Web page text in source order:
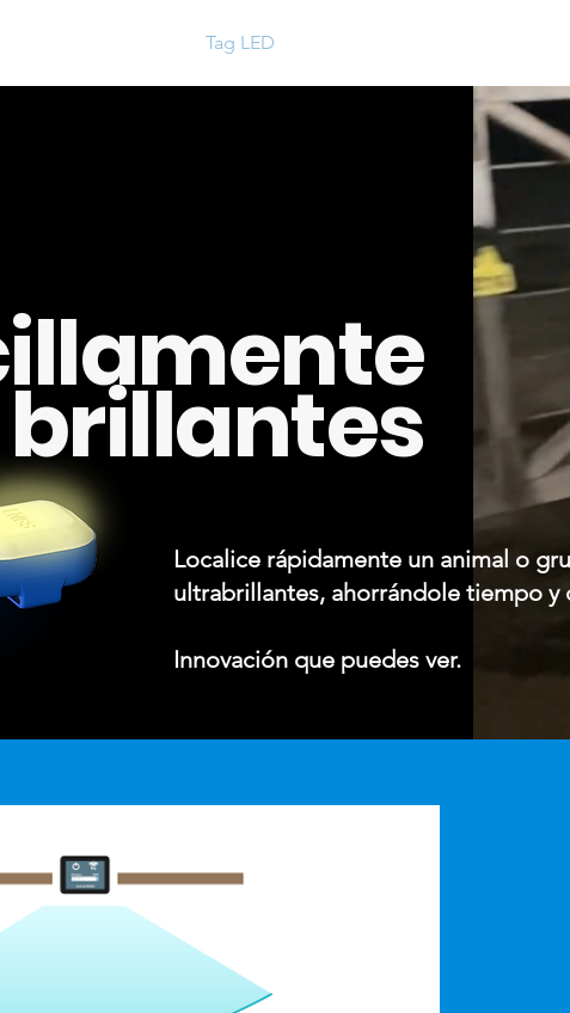
Tag LED
brillantes
Localice rápidamente un animal o
ultrabrillantes, ahorrándole tiempo y
Innovación que puedes ver.